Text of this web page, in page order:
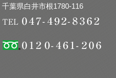
千葉県白井市根1780-116